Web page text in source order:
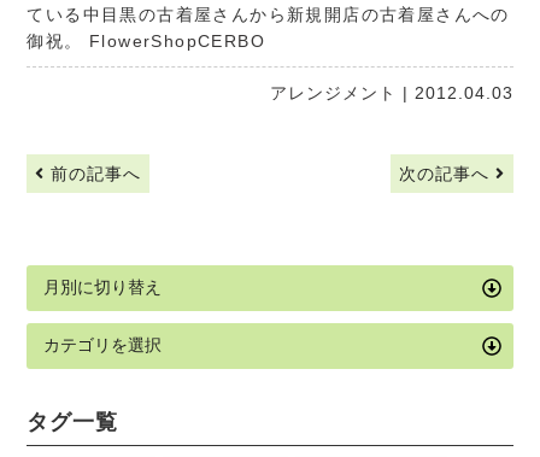
ている中目黒の古着屋さんから新規開店の古着屋さんへの
御祝。 FlowerShopCERBO
アレンジメント | 2012.04.03
前の記事へ 次の記事へ
タグ一覧